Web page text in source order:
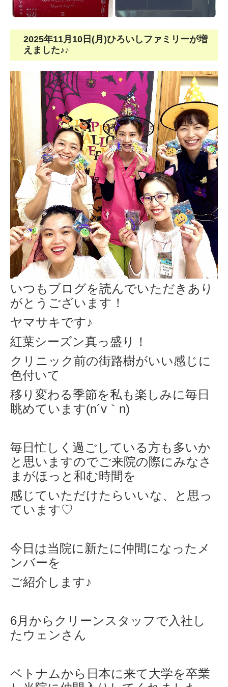
2025年11月10日(月)ひろいしファミリーが増
えました♪♪
いつもブログを読んでいただきあり
がとうございます！
ヤマサキです♪
紅葉シーズン真っ盛り！
クリニック前の街路樹がいい感じに
色付いて
移り変わる季節を私も楽しみに毎日
眺めています(n´v｀n)
毎日忙しく過ごしている方も多いか
と思いますのでご来院の際にみなさ
まがほっと和む時間を
感じていただけたらいいな、と思っ
ています♡
今日は当院に新たに仲間になったメ
ンバーを
ご紹介します♪
6月からクリーンスタッフで入社し
た ウェンさん
ベトナムから日本に来て大学を卒業